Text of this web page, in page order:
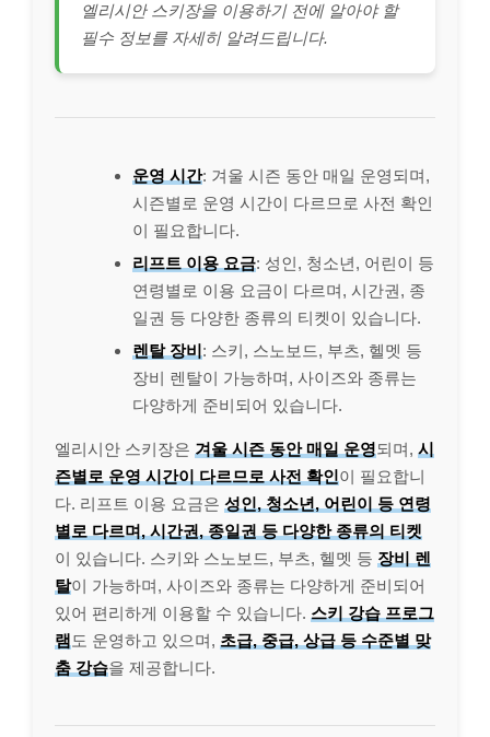
엘리시안 스키장을 이용하기 전에 알아야 할
필수 정보를 자세히 알려드립니다.
운영 시간: 겨울 시즌 동안 매일 운영되며,
시즌별로 운영 시간이 다르므로 사전 확인
이 필요합니다.
리프트 이용 요금: 성인, 청소년, 어린이 등
연령별로 이용 요금이 다르며, 시간권, 종
일권 등 다양한 종류의 티켓이 있습니다.
렌탈 장비: 스키, 스노보드, 부츠, 헬멧 등
장비 렌탈이 가능하며, 사이즈와 종류는
다양하게 준비되어 있습니다.
엘리시안 스키장은 겨울 시즌 동안 매일 운영되며, 시
즌별로 운영 시간이 다르므로 사전 확인이 필요합니
다. 리프트 이용 요금은 성인, 청소년, 어린이 등 연령
별로 다르며, 시간권, 종일권 등 다양한 종류의 티켓
이 있습니다. 스키와 스노보드, 부츠, 헬멧 등 장비 렌
탈이 가능하며, 사이즈와 종류는 다양하게 준비되어
있어 편리하게 이용할 수 있습니다. 스키 강습 프로그
램 도 운영하고 있으며, 초급, 중급, 상급 등 수준별 맞
춤 강습을 제공합니다.